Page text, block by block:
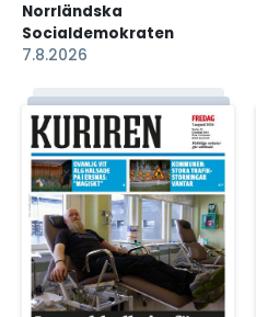
Norrländska
Socialdemokraten
7.8.2026